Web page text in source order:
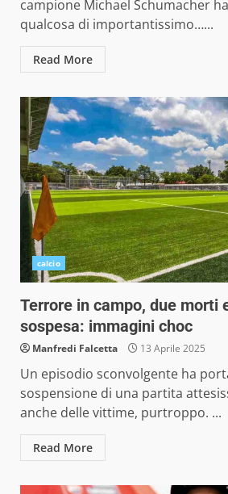
campione Michael Schumacher
qualcosa di importantissimo…...
Read More
calcio
Terrore in campo, due morti
sospesa: immagini choc
Manfredi Falcetta 13 Aprile 2025
Un episodio sconvolgente ha
sospensione di una partita
anche delle vittime, purtroppo. ...
Read More